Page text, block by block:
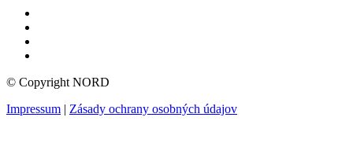
© Copyright NORD
Impressum | Zásady ochrany osobných údajov